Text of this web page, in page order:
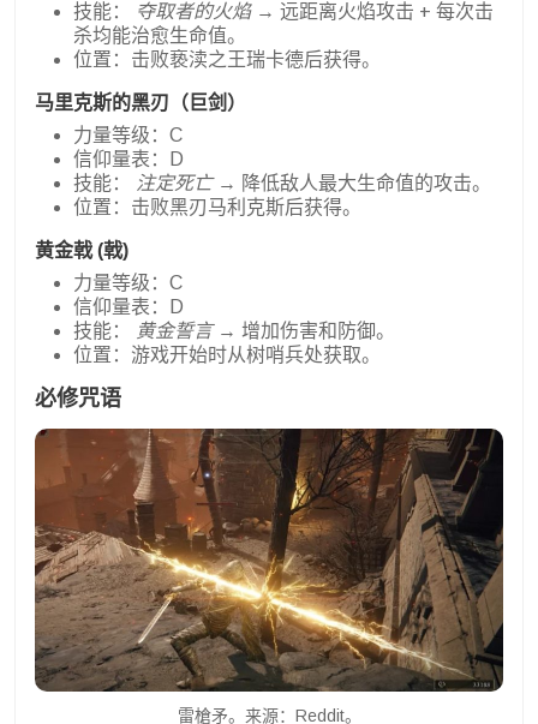
技能：
夺取者的火焰→ 远距离火焰攻击 + 每次击
杀均能治愈生命值。
位置：击败亵渎之王瑞卡德后获得。
马里克斯的黑刃（巨剑）
力量等级：C
信仰量表：D
技能：
注定死亡→ 降低敌人最大生命值的攻击。
位置：击败黑刃马利克斯后获得。
黄金戟 (戟)
力量等级：C
信仰量表：D
技能：
黄金誓言→ 增加伤害和防御。
位置：游戏开始时从树哨兵处获取。
必修咒语
雷槍矛。来源：Reddit。